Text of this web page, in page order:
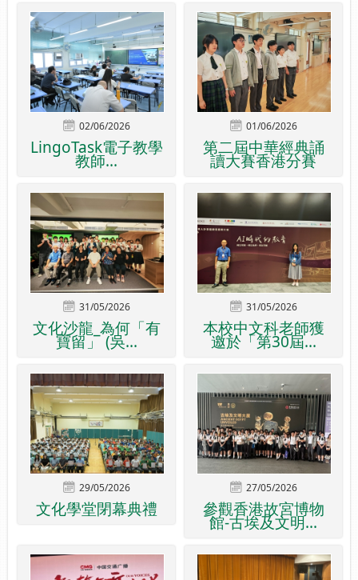
02/06/2026
LingoTask電子教學
教師...
01/06/2026
第二屆中華經典誦
讀大賽香港分賽
31/05/2026
文化沙龍_為何「有
寶留」 (吳...
31/05/2026
本校中文科老師獲
邀於「第30屆...
29/05/2026
文化學堂閉幕典禮
27/05/2026
參觀香港故宮博物
館-古埃及文明...